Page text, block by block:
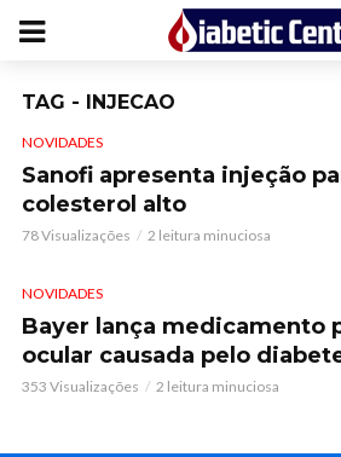
TAG - INJECAO
NOVIDADES
Sanofi apresenta injeção
colesterol alto
78 Visualizações 2 leitura minuciosa
NOVIDADES
Bayer lança medicamento
ocular causada pelo
353 Visualizações 2 leitura minuciosa